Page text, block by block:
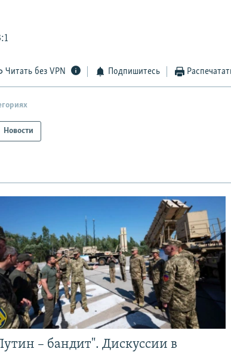
Читать без VPN Подпишитесь
Новости
– бандит". Дискуссии в